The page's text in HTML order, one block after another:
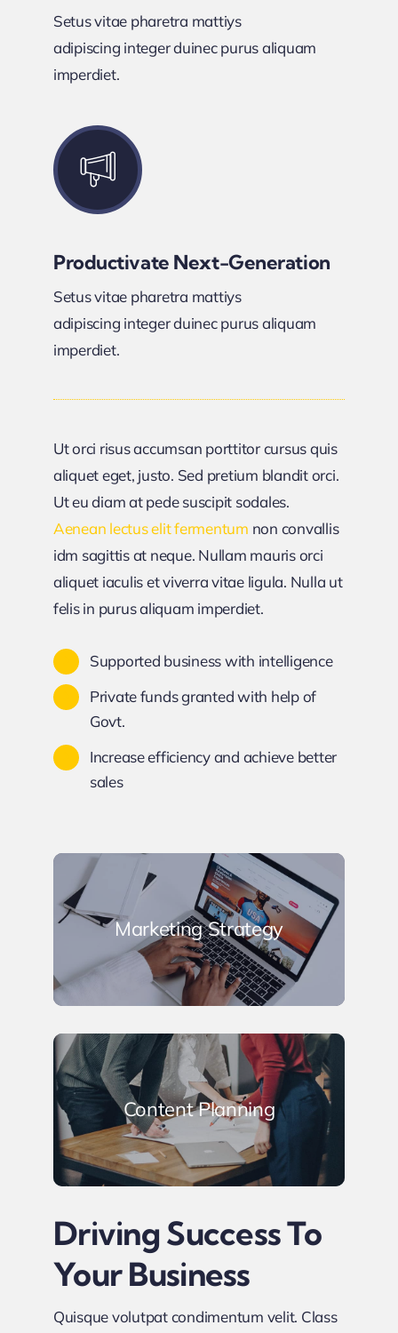
Setus vitae pharetra mattiys
adipiscing integer duinec purus aliquam
imperdiet.
Productivate Next-Generation
Setus vitae pharetra mattiys
adipiscing integer duinec purus aliquam
imperdiet.
Ut orci risus accumsan porttitor cursus quis
aliquet eget, justo. Sed pretium blandit orci.
Ut eu diam at pede suscipit sodales.
Aenean lectus elit fermentum non convallis
idm sagittis at neque. Nullam mauris orci
aliquet iaculis et viverra vitae ligula. Nulla ut
felis in purus aliquam imperdiet.
Supported business with intelligence
Private funds granted with help of
Govt.
Increase efficiency and achieve better
sales
Marketing Strategy
Content Planning
Driving Success To
Your Business
Quisque volutpat condimentum velit. Class